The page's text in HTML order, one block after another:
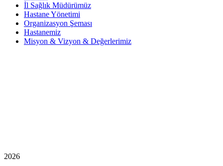
İl Sağlık Müdürümüz
Hastane Yönetimi
Organizasyon Şeması
Hastanemiz
Misyon & Vizyon & Değerlerimiz
2026